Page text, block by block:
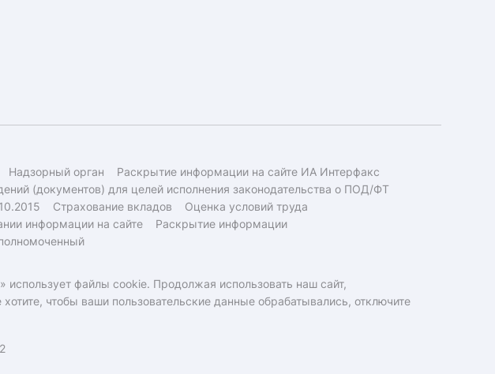
Надзорный орган
Раскрытие информации на сайте ИА Интерфакс
(документов) для целей исполнения законодательства о ПОД/ФТ
Страхование вкладов
Оценка условий труда
информации на сайте
Раскрытие информации
файлы cookie. Продолжая использовать наш сайт,
хотите, чтобы ваши пользовательские данные обрабатывались, отключите